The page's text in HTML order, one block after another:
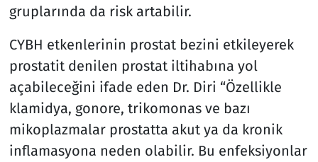
gruplarında da risk artabilir.
CYBH etkenlerinin prostat bezini etkileyerek
prostatit denilen prostat iltihabına yol
açabileceğini ifade eden Dr. Diri “Özellikle
klamidya, gonore, trikomonas ve bazı
mikoplazmalar prostatta akut ya da kronik
inflamasyona neden olabilir. Bu enfeksiyonlar